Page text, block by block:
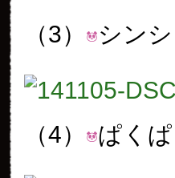
（3） シン
（4） ぱくぱ